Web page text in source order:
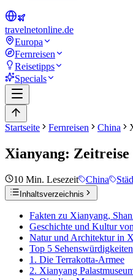
travelnetonline.de
Europa
Fernreisen
Reisetipps
Specials
Startseite Fernreisen China
Xianyang: Zeitreise
10 Min. Lesezeit China
Inhaltsverzeichnis
Fakten zu Xianyang,
Geschichte und Kultur
Natur und Architektur in
Top 5
1. Die Terrakotta-Armee
2. Xianyang